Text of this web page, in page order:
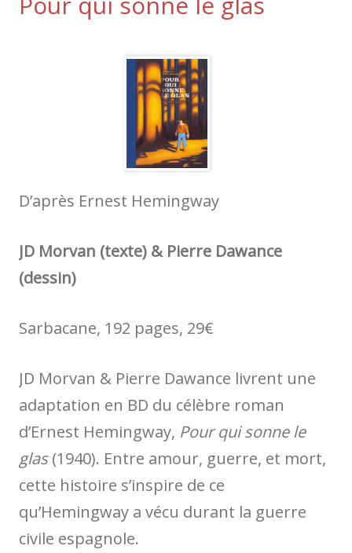
D’après Ernest Hemingway
JD Morvan (texte) & Pierre Dawance
(dessin)
Sarbacane, 192 pages, 29€
JD Morvan & Pierre Dawance livrent une
adaptation en BD du célèbre roman
d’Ernest Hemingway, Pour qui sonne le
glas(1940). Entre amour, guerre, et mort,
cette histoire s’inspire de ce
qu’Hemingway a vécu durant la guerre
civile espagnole.